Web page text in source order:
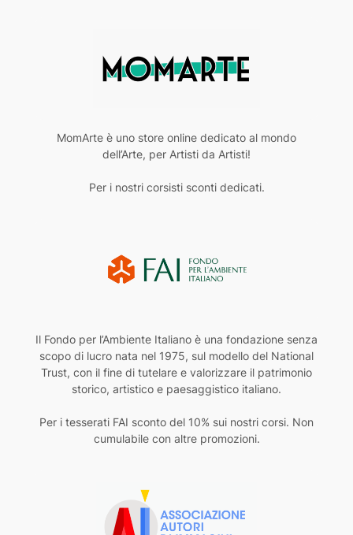
MomArte è uno store online dedicato al mondo
dell’Arte, per Artisti da Artisti!
Per i nostri corsisti sconti dedicati.
Il Fondo per l’Ambiente Italiano è una fondazione senza
scopo di lucro nata nel 1975, sul modello del National
Trust, con il fine di tutelare e valorizzare il patrimonio
storico, artistico e paesaggistico italiano.
Per i tesserati FAI sconto del 10% sui nostri corsi. Non
cumulabile con altre promozioni.